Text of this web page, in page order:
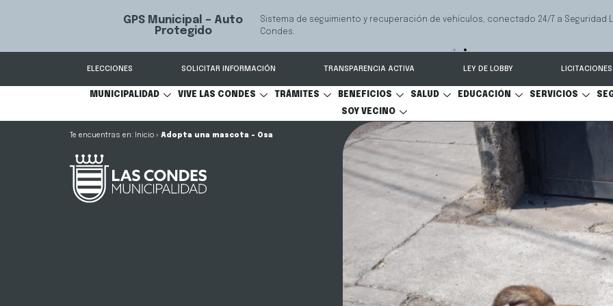
GPS Municipal – Auto
Protegido
Sistema de seguimiento y recuperación de vehículos, conectado 24/7 a Seguridad
Condes.
ELECCIONES SOLICITAR INFORMACIÓN TRANSPARENCIA ACTIVA LEY DE LOBBY LICITACIONES
MUNICIPALIDAD VIVE LAS CONDES TRÁMITES BENEFICIOS SALUD EDUCACIÓN SERVICIOS
SOY VECINO
Inicio » Adopta una mascota – Osa